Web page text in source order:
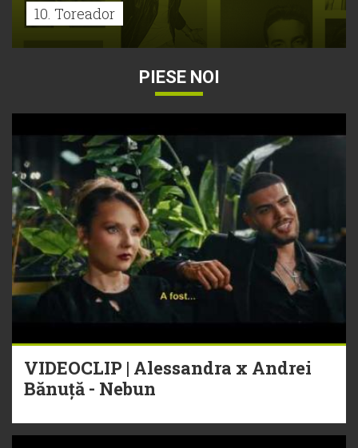
10. Toreador
PIESE NOI
VIDEOCLIP | Alessandra x Andrei
Bănuță - Nebun